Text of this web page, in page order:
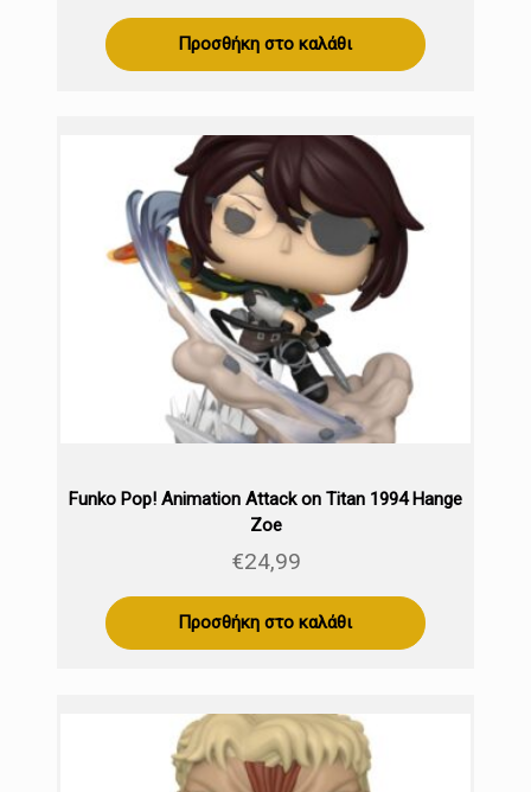
Προσθήκη στο καλάθι
Funko Pop! Animation Attack on Titan 1994 Hange
Zoe
€24,99
Προσθήκη στο καλάθι